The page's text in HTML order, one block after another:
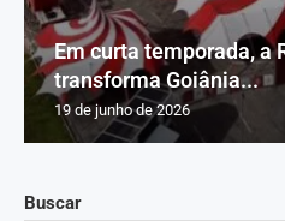
Buscar
Em curta temporada, a
transforma Goiânia...
19 de junho de 2026